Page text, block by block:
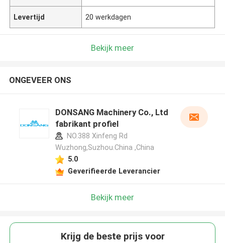
Levertijd 20 werkdagen
Bekijk meer
ONGEVEER ONS
DONSANG Machinery Co., Ltd
fabrikant profiel
NO.388 Xinfeng Rd
Wuzhong,Suzhou.China ,China
5.0
Geverifieerde Leverancier
Bekijk meer
Krijg de beste prijs voor